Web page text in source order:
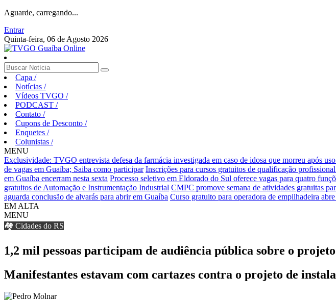
Aguarde, carregando...
Entrar
Quinta-feira, 06 de Agosto 2026
Capa /
Notícias /
Vídeos TVGO /
PODCAST /
Contato /
Cupons de Desconto /
Enquetes /
Colunistas /
MENU
Exclusividade: TVGO entrevista defesa da farmácia investigada em caso de idosa que morreu após
de vagas em Guaíba; Saiba como participar Inscrições para cursos gratuitos de qualificação
em Guaíba encerram nesta sexta Processo seletivo em Eldorado do Sul oferece vagas para quatro
gratuitos de Automação e Instrumentação Industrial CMPC promove semana de atividades gratuitas
aguarda conclusão de alvarás para abrir em Guaíba Curso gratuito para operadora de empilhadeira
EM ALTA
MENU
🏘️ Cidades do RS
1,2 mil pessoas participam de audiência pública sobre o
Manifestantes estavam com cartazes contra o projeto de